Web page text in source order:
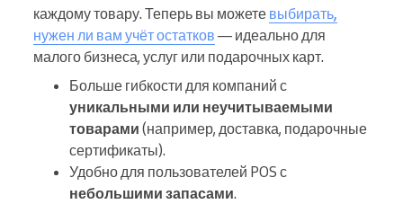
каждому товару. Теперь вы можете выбирать,
нужен ли вам учёт остатков — идеально для
малого бизнеса, услуг или подарочных карт.
Больше гибкости для компаний с
уникальными или неучитываемыми
товарами (например, доставка, подарочные
сертификаты).
Удобно для пользователей POS с
небольшими запасами.